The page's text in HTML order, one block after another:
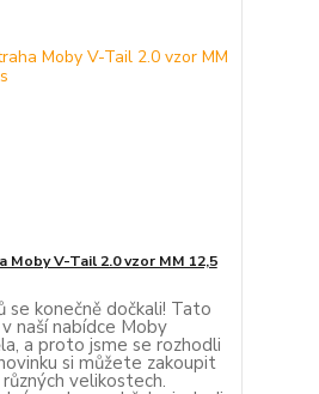
Moby V-Tail 2.0 vzor MM 12,5
se konečně dočkali! Tato
naší nabídce Moby
a proto jsme se rozhodli
si můžete zakoupit
velikostech.